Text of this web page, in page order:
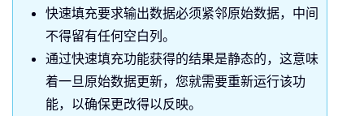
快速填充要求输出数据必须紧邻原始数据，中间
不得留有任何空白列。
通过快速填充功能获得的结果是静态的，这意味
着一旦原始数据更新，您就需要重新运行该功
能，以确保更改得以反映。